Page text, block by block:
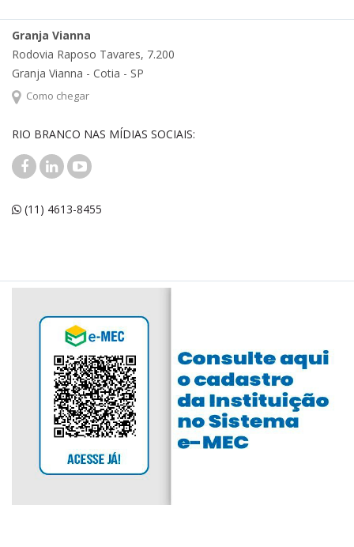
Granja Vianna
Rodovia Raposo Tavares, 7.200
Granja Vianna - Cotia - SP
Como chegar
RIO BRANCO NAS MÍDIAS SOCIAIS:
(11) 4613-8455